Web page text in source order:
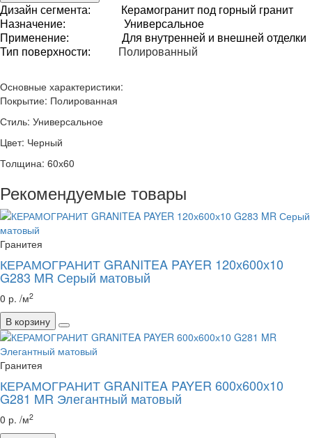
Дизайн сегмента: Керамогранит под горный гранит
Назначение: Универсальное
Применение: Для внутренней и внешней отделки
Тип поверхности: Полированный
Основные характеристики:
Покрытие: Полированная
Стиль: Универсальное
Цвет: Черный
Толщина: 60х60
Рекомендуемые товары
Гранитея
КЕРАМОГРАНИТ GRANITEA PAYER 120х600х10
G283 MR Серый матовый
0 р. /м2
В корзину
Гранитея
КЕРАМОГРАНИТ GRANITEA PAYER 600х600х10
G281 MR Элегантный матовый
0 р. /м2